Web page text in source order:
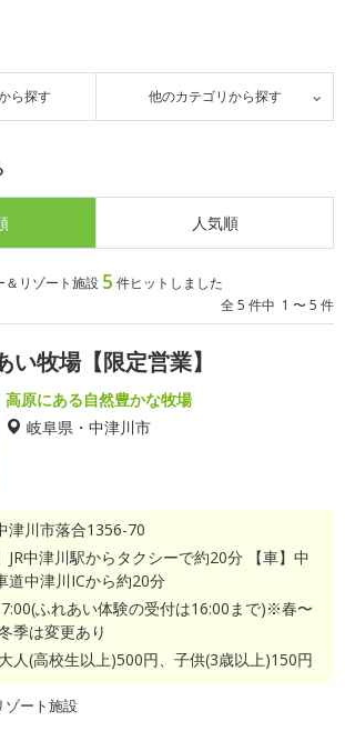
ら探す 他のカテゴリから探す
人気順
リゾート施設 5 件ヒットしました
全 5 件中 1 〜 5 件
牧場【限定営業】
高原にある自然豊かな牧場
岐阜県・中津川市
津川市落合1356-70
JR中津川駅からタクシーで約20分 【車】中
道中津川ICから約20分
ふれあい体験の受付は16:00まで)※春〜
季は変更あり
人(高校生以上)500円、子供(3歳以上)150円
ゾート施設